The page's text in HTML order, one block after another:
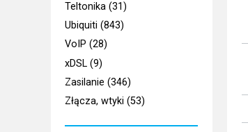
Teltonika (31)
Ubiquiti (843)
VoIP (28)
xDSL (9)
Zasilanie (346)
Złącza, wtyki (53)